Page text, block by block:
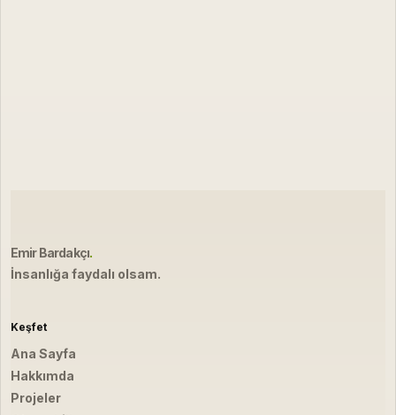
Emir Bardakçı.
İnsanlığa faydalı olsam.
Keşfet
Ana Sayfa
Hakkımda
Projeler